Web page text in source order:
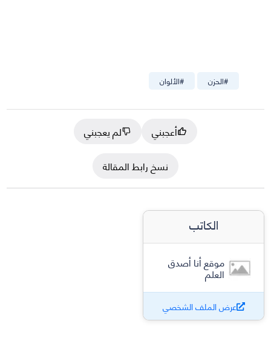
#الألوان #الحزن
أعجبني
لم يعجبني
نسخ رابط المقالة
الكاتب
موقع أنا أصدق
العلم
عرض الملف الشخصي